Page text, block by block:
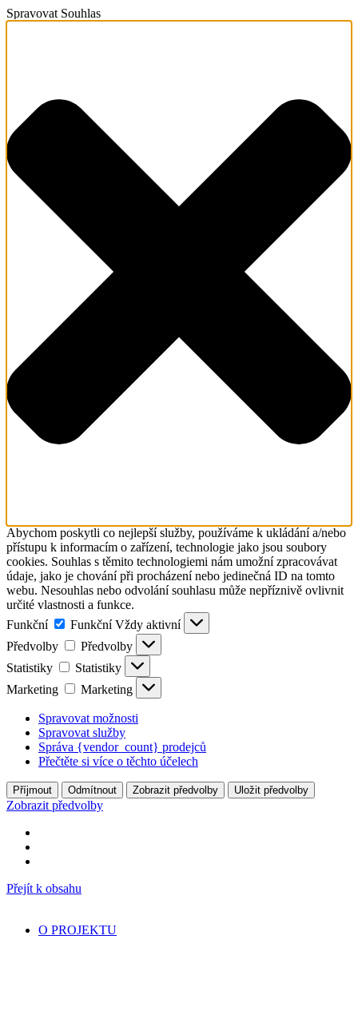
Spravovat Souhlas
Abychom poskytli co nejlepší služby, používáme k ukládání a/nebo
přístupu k informacím o zařízení, technologie jako jsou soubory
cookies. Souhlas s těmito technologiemi nám umožní zpracovávat
údaje, jako je chování při procházení nebo jedinečná ID na tomto
webu. Nesouhlas nebo odvolání souhlasu může nepříznivě ovlivnit
určité vlastnosti a funkce.
Funkční
Funkční Vždy aktivní
Předvolby
Předvolby
Statistiky
Statistiky
Marketing
Marketing
Spravovat možnosti
Spravovat služby
Správa {vendor_count} prodejců
Přečtěte si více o těchto účelech
Příjmout Odmítnout Zobrazit předvolby Uložit předvolby
Zobrazit předvolby
Přejít k obsahu
O PROJEKTU